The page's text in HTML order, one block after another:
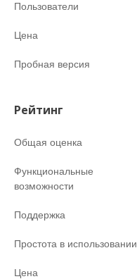
Пользователи
Цена
Пробная версия
Рейтинг
Общая оценка
Функциональные
возможности
Поддержка
Простота в использовании
Цена